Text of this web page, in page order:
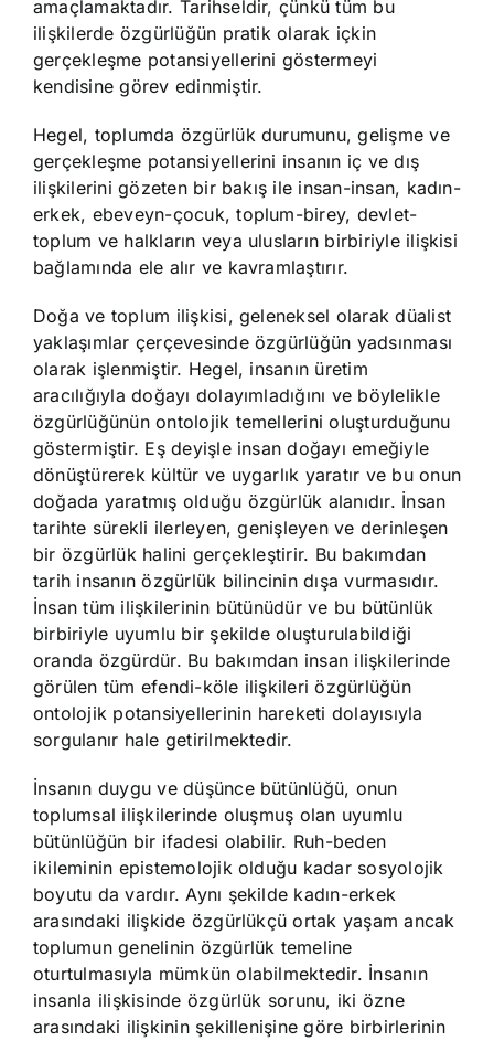
amaçlamaktadır. Tarihseldir, çünkü tüm bu
ilişkilerde özgürlüğün pratik olarak içkin
gerçekleşme potansiyellerini göstermeyi
kendisine görev edinmiştir.
Hegel, toplumda özgürlük durumunu, gelişme ve
gerçekleşme potansiyellerini insanın iç ve dış
ilişkilerini gözeten bir bakış ile insan-insan, kadın-
erkek, ebeveyn-çocuk, toplum-birey, devlet-
toplum ve halkların veya ulusların birbiriyle ilişkisi
bağlamında ele alır ve kavramlaştırır.
Doğa ve toplum ilişkisi, geleneksel olarak düalist
yaklaşımlar çerçevesinde özgürlüğün yadsınması
olarak işlenmiştir. Hegel, insanın üretim
aracılığıyla doğayı dolayımladığını ve böylelikle
özgürlüğünün ontolojik temellerini oluşturduğunu
göstermiştir. Eş deyişle insan doğayı emeğiyle
dönüştürerek kültür ve uygarlık yaratır ve bu onun
doğada yaratmış olduğu özgürlük alanıdır. İnsan
tarihte sürekli ilerleyen, genişleyen ve derinleşen
bir özgürlük halini gerçekleştirir. Bu bakımdan
tarih insanın özgürlük bilincinin dışa vurmasıdır.
İnsan tüm ilişkilerinin bütünüdür ve bu bütünlük
birbiriyle uyumlu bir şekilde oluşturulabildiği
oranda özgürdür. Bu bakımdan insan ilişkilerinde
görülen tüm efendi-köle ilişkileri özgürlüğün
ontolojik potansiyellerinin hareketi dolayısıyla
sorgulanır hale getirilmektedir.
İnsanın duygu ve düşünce bütünlüğü, onun
toplumsal ilişkilerinde oluşmuş olan uyumlu
bütünlüğün bir ifadesi olabilir. Ruh-beden
ikileminin epistemolojik olduğu kadar sosyolojik
boyutu da vardır. Aynı şekilde kadın-erkek
arasındaki ilişkide özgürlükçü ortak yaşam ancak
toplumun genelinin özgürlük temeline
oturtulmasıyla mümkün olabilmektedir. İnsanın
insanla ilişkisinde özgürlük sorunu, iki özne
arasındaki ilişkinin şekillenişine göre birbirlerinin